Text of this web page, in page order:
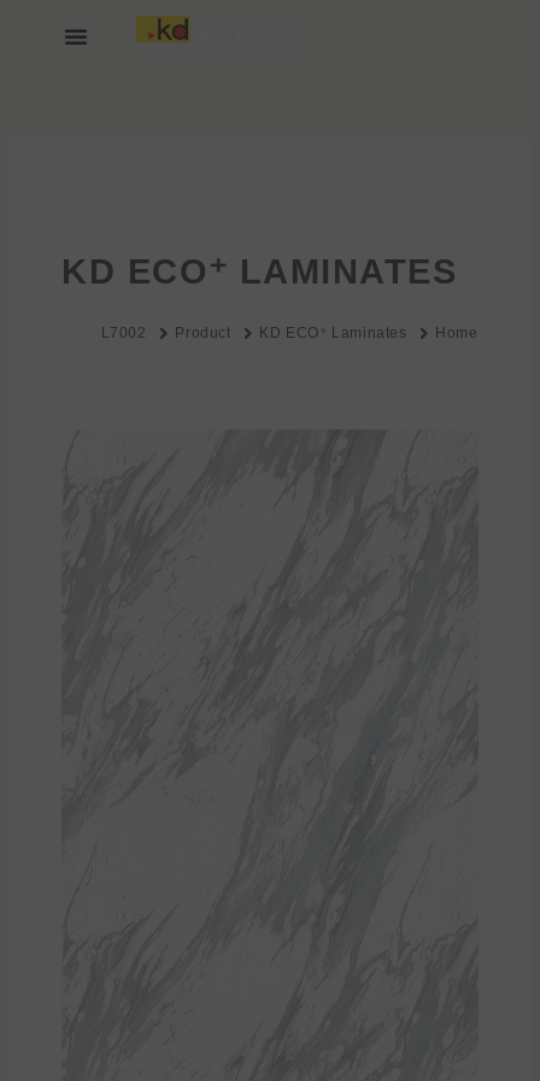
KD ECO⁺ LAMINATES
Home
KD ECO⁺ Laminates
Product
L7002